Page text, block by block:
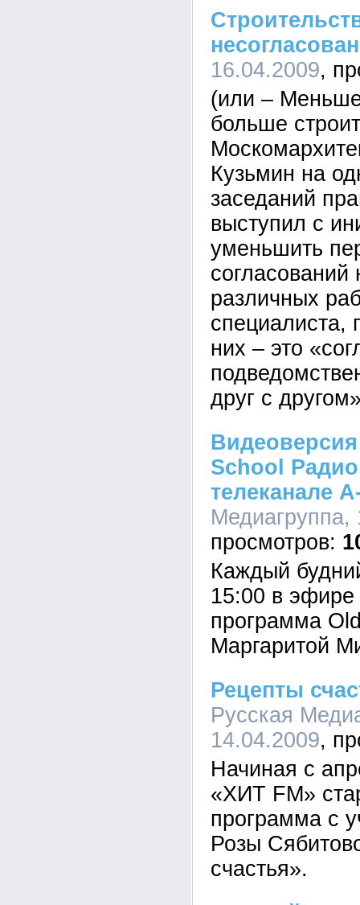
16.04.2009
(или –
больше
Кузьмин на
заседаний
выступил с
уменьшить
различных
специалиста,
них – это
друг с
School Радио
телеканале
Медиагруппа,
Каждый
15:00 в
программа
Маргаритой
Рецепты
Русская
14.04.2009
Начиная с
«ХИТ FM»
программа с
Розы
счастья».